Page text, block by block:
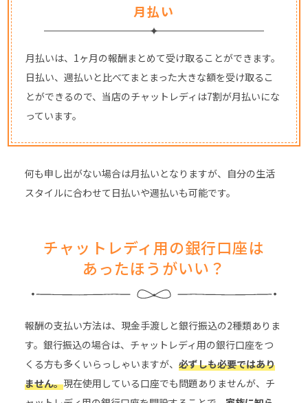
月払い
月払いは、1ヶ月の報酬まとめて受け取ることができます。
日払い、週払いと比べてまとまった大きな額を受け取るこ
とができるので、当店のチャットレディは7割が月払いにな
っています。
何も申し出がない場合は月払いとなりますが、自分の生活
スタイルに合わせて日払いや週払いも可能です。
チャットレディ用の銀行口座は
あったほうがいい？
報酬の支払い方法は、現金手渡しと銀行振込の2種類ありま
す。銀行振込の場合は、チャットレディ用の銀行口座をつ
くる方も多くいらっしゃいますが、必ずしも必要ではあり
ません。現在使用している口座でも問題ありませんが、チ